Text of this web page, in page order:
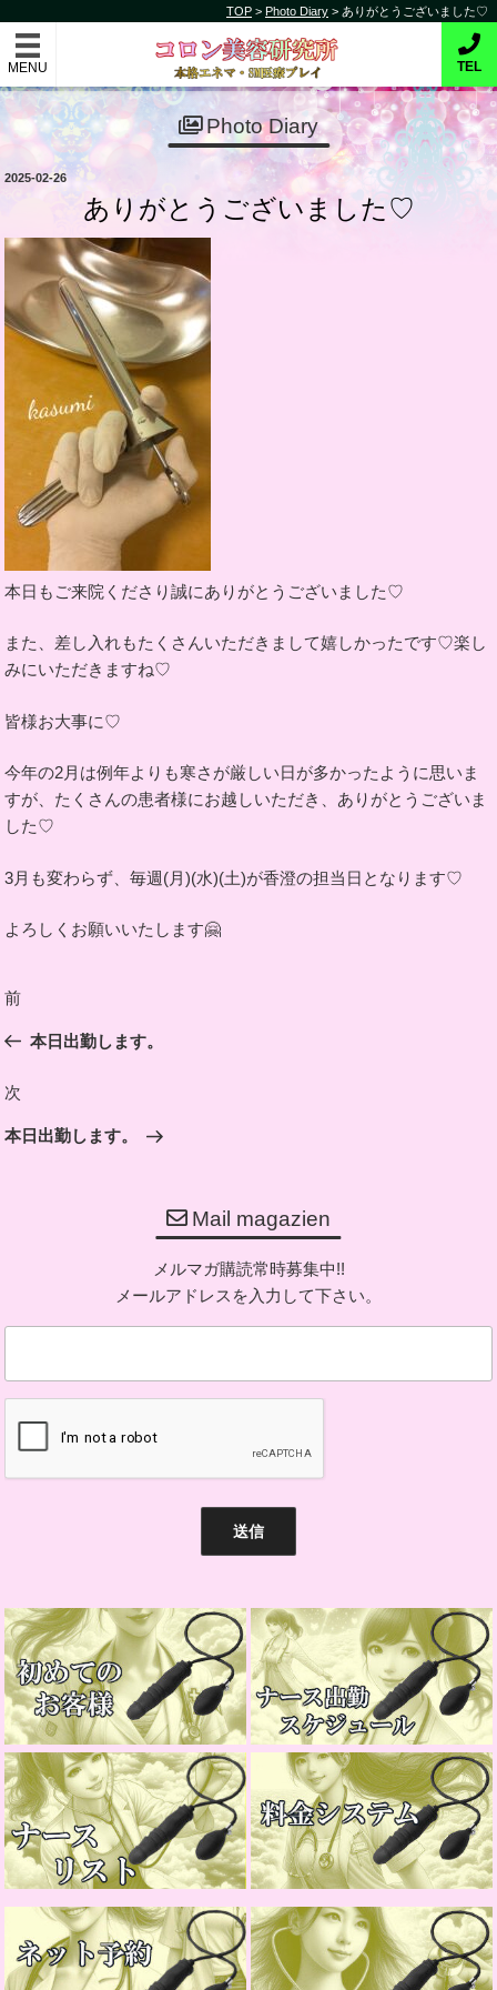
テ
ン
ツ
ス
プ
TOP > Photo Diary > ありがとうございました♡
コロン美容研究所
本格的エネマ・SM医療プレイ TEL
Photo Diary
投
2025-02-26
ありがとうございました♡
本日もご来院くださり誠にありがとうございました♡
また、差し入れもたくさんいただきまして嬉しかったです♡楽し
みにいただきますね♡
皆様お大事に♡
今年の2月は例年よりも寒さが厳しい日が多かったように思いま
すが、たくさんの患者様にお越しいただき、ありがとうございま
した♡
3月も変わらず、毎週(月)(水)(土)が香澄の担当日となります♡
よろしくお願いいたします🤗
稿
ナ
ゲ
ー
前
投
前
本日出勤します。
次
投
次
本日出勤します。
Mail magazien
メルマガ購読常時募集中!!
メールアドレスを入力して下さい。